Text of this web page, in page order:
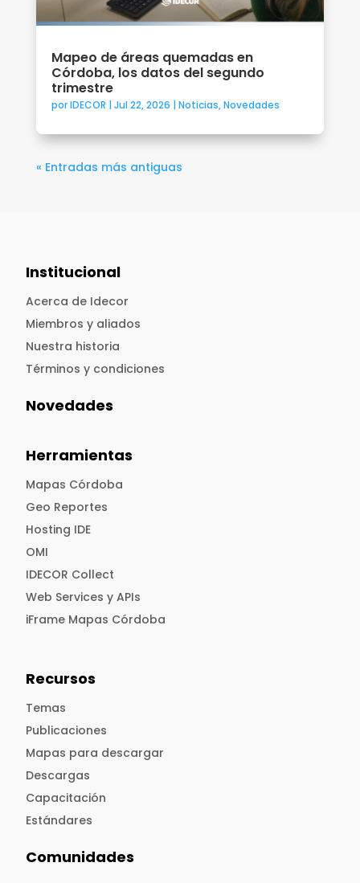
Mapeo de áreas quemadas en
Córdoba, los datos del segundo
trimestre
porIDECOR | Jul 22, 2026 | Noticias,Novedades
« Entradas más antiguas
Institucional
Acerca de Idecor
Miembros y aliados
Nuestra historia
Términos y condiciones
Novedades
Herramientas
Mapas Córdoba
Geo Reportes
Hosting IDE
OMI
IDECOR Collect
Web Services y APIs
iFrame Mapas Córdoba
Recursos
Temas
Publicaciones
Mapas para descargar
Descargas
Capacitación
Estándares
Comunidades